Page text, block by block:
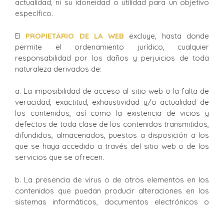
actualidad, ni su idoneidad o utilidad para un objetivo
específico.
El PROPIETARIO DE LA WEB excluye, hasta donde
permite el ordenamiento jurídico, cualquier
responsabilidad por los daños y perjuicios de toda
naturaleza derivados de:
a. La imposibilidad de acceso al sitio web o la falta de
veracidad, exactitud, exhaustividad y/o actualidad de
los contenidos, así como la existencia de vicios y
defectos de toda clase de los contenidos transmitidos,
difundidos, almacenados, puestos a disposición a los
que se haya accedido a través del sitio web o de los
servicios que se ofrecen.
b. La presencia de virus o de otros elementos en los
contenidos que puedan producir alteraciones en los
sistemas informáticos, documentos electrónicos o